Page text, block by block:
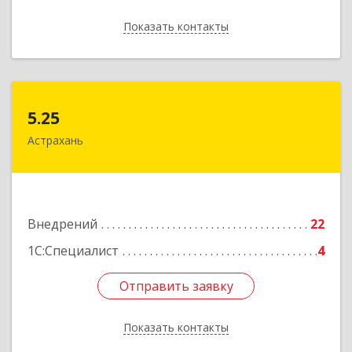
Показать контакты
Назад
5.25
Астрахань
Внедрений
22
1С:Специалист
4
Отправить заявку
Показать контакты
Отправить заявку
Назад